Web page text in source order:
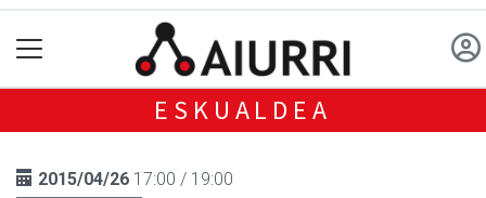
ESKUALDEA
2015/04/26 17:00 / 19:00